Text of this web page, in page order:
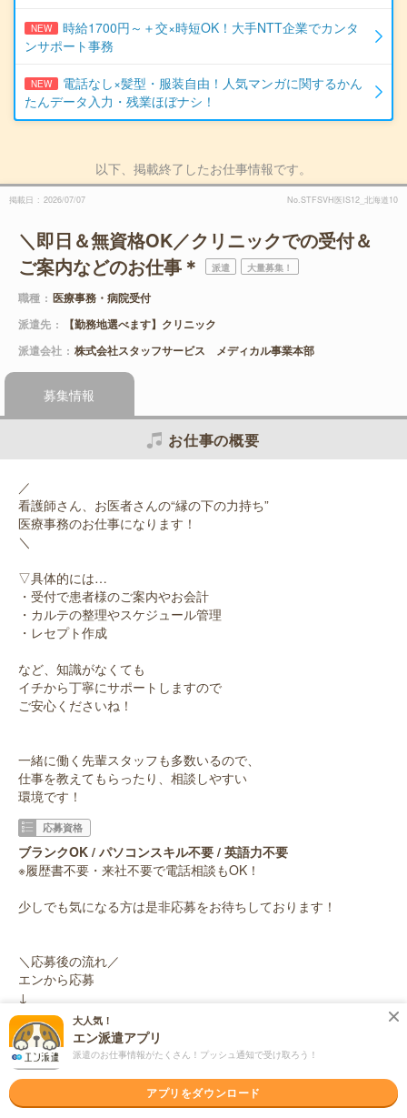
NEW
時給1700円～＋交×時短OK！大手NTT企業でカンタ
ンサポート事務
NEW
電話なし×髪型・服装自由！人気マンガに関するかん
たんデータ入力・残業ほぼナシ！
以下、掲載終了したお仕事情報です。
掲載日 2026/07/07 No.STFSVH医IS12_北海道10
＼即日＆無資格OK／クリニックでの受付＆
ご案内などのお仕事＊
派遣 大量募集！
職種
医療事務・病院受付
派遣先
【勤務地選べます】クリニック
派遣会社
株式会社スタッフサービス メディカル事業本部
募集情報
お仕事の概要
／
看護師さん、お医者さんの“縁の下の力持ち”
医療事務のお仕事になります！
＼
▽具体的には…
・受付で患者様のご案内やお会計
・カルテの整理やスケジュール管理
・レセプト作成
など、知識がなくても
イチから丁寧にサポートしますので
ご安心くださいね！
一緒に働く先輩スタッフも多数いるので、
仕事を教えてもらったり、相談しやすい
環境です！
応募資格
ブランクOK / パソコンスキル不要 / 英語力不要
※履歴書不要・来社不要で電話相談もOK！
少しでも気になる方は是非応募をお待ちしております！
＼応募後の流れ／
エンから応募
↓
弊社からメールでご連絡
↓
WEB登録or来社登録を選択
↓
登録時にご希望をお伺いしお仕事の紹介
↓
大人気！
エン派遣アプリ
派遣のお仕事情報がたくさん！プッシュ通知で受け取ろう！
アプリをダウンロード